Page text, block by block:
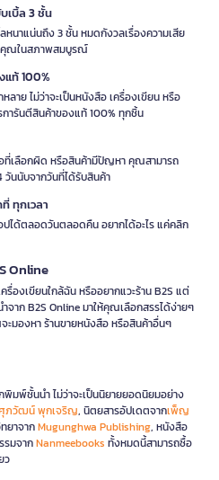
เบิ้ล 3 ชั้น
นาแน่นถึง 3 ชั้น หมดกังวลเรื่องความเสีย
คุณในสภาพสมบูรณ์
ท้ 100%
าย ไม่ว่าจะเป็นหนังสือ เครื่องเขียน หรือ
ารันตีสินค้าของแท้ 100% ทุกชิ้น
อที่เลือกผิด หรือสินค้ามีปัญหา คุณสามารถ
วันนับจากวันที่ได้รับสินค้า
ทุกเวลา
ได้ตลอดวันตลอดคืน อยากได้อะไร แค่คลิก
Online
องเขียนใกล้ฉัน หรืออยากแวะร้าน B2S แต่
ำจาก B2S Online มาให้คุณเลือกสรรได้ง่ายๆ
มองหา ร้านขายหนังสือ หรือสินค้าอื่นๆ
พิมพ์ชั้นนำ ไม่ว่าจะเป็นนิยายยอดนิยมอย่าง
ภวัฒน์ พุกเจริญ, นิตยสารอัปเดตจากเพ็ญ
ยาจากMugunghwa Publishing, หนังสือ
รมจากNanmeebooks ทั้งหมดนี้สามารถซื้อ
ว